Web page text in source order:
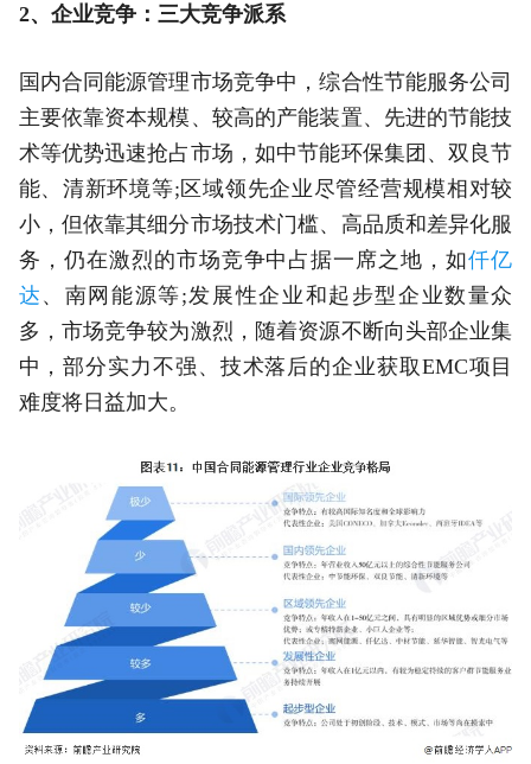
2、企业竞争：三大竞争派系
国内合同能源管理市场竞争中，综合性节能服务公司
主要依靠资本规模、较高的产能装置、先进的节能技
术等优势迅速抢占市场，如中节能环保集团、双良节
能、清新环境等;区域领先企业尽管经营规模相对较
小，但依靠其细分市场技术门槛、高品质和差异化服
务，仍在激烈的市场竞争中占据一席之地，如仟亿
达 、南网能源等;发展性企业和起步型企业数量众
多，市场竞争较为激烈，随着资源不断向头部企业集
中，部分实力不强、技术落后的企业获取EMC项目
难度将日益加大。